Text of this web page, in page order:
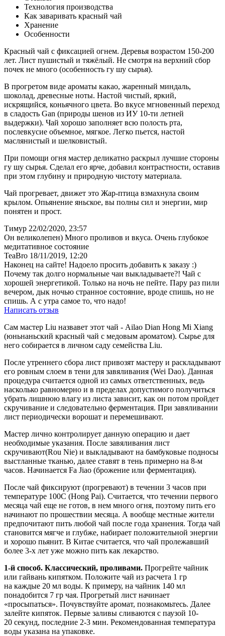
Технология производства
Как заваривать красный чай
Хранение
Особенности
Красный чай с фиксацией огнем. Деревья возрастом 150-200
лет. Лист пушистый и тяжёлый. Не смотря на верхний сбор
почек не много (особенность гу шу сырья).
В прогретом виде ароматы какао, жаренный миндаль,
шоколад, древесные ноты. Настой чистый, яркий,
искрящийся, коньячного цвета. Во вкусе мгновенный переход
в сладость Gan (природы шенов из ИУ 10-ти летней
выдержки). Чай хорошо заполняет всю полость рта,
послевкусие объемное, мягкое. Легко пьется, настой
маслянистый и шелковистый.
При помощи огня мастер деликатно раскрыл лучшие стороны
гу шу сырья. Сделал его ярче, добавил контрастности, оставив
при этом глубину и природную чистоту материала.
Чай прогревает, движет это Жар-птица взмахнула своим
крылом. Опьянение яньское, вы полны сил и энергии, мир
понятен и прост.
Тимур 22/02/2020, 23:57
Он великолепен) Много проливов и вкуса. Очень глубокое
медитативное состояние
TeaBro 18/11/2019, 12:20
Наконец на сайте! Надоело просить добавить к заказу :)
Почему так долго нормальные чаи выкладываете?! Чай с
хорошей энергетикой. Только на ночь не пейте. Пару раз пили
вечером, дык ночью странное состояние, вроде спишь, но не
спишь. А с утра самое то, что надо!
Написать отзыв
Сам мастер Liu назвавет этот чай - Ailao Dian Hong Mi Xiang
(юньнаньский красный чай с медовым ароматом). Сырье для
него собирается в личном саду семейства Liu.
После утреннего сбора лист привозят мастеру и раскладывают
его ровным слоем в тени для завяливания (Wei Dao). Данная
процедура считается одной из самых ответственных, ведь
насколько равномерно и в пределах допустимого получиться
убрать лишнюю влагу из листа зависит, как он потом пройдет
скручивание и следовательно ферментация. При завяливании
лист периодически ворошат и перемешивают.
Мастер лично контролирует данную операцию и дает
необходимые указания. После завяливания лист
скручивают(Rou Nie) и выкладывают на бамбуковые подносы
выстланные тканью, далее ставят в тень примерно на 8-м
часов. Начинается Fa Jiao (брожение или ферментация).
После чай фиксируют (прогревают) в течении 3 часов при
температуре 100С (Hong Pai). Считается, что течении первого
месяца чай еще не готов, в нем много огня, поэтому пить его
начинают по прошествии месяца. А вообще местные жители
предпочитают пить любой чай после года хранения. Тогда чай
становится мягче и глубже, набирает положительной энергии
и хорошо пьянит. В Китае считается, что чай пролежавший
более 3-х лет уже можно пить как лекарство.
1-й способ. Классический, проливами. Прогрейте чайник
или гайвань кипятком. Положите чай из расчета 1 гр
на каждые 20 мл воды. К примеру, на чайник 140 мл
понадобится 7 гр чая. Прогретый лист начинает
«просыпаться». Почувствуйте аромат, познакомьтесь. Далее
залейте кипяток. Первые заливы сливаются с паузой 10-
20 секунд, последние 2-3 мин. Рекомендованная температура
воды указана на упаковке.